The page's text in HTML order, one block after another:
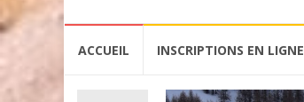
ACCUEIL INSCRIPTIONS EN LIGNE